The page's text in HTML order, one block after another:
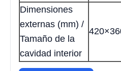
Dimensiones
externas (mm) /
Tamaño de la
cavidad interior